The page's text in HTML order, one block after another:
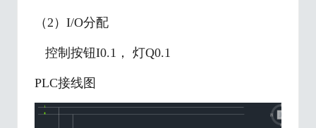
（2）I/O分配
控制按钮I0.1， 灯Q0.1
PLC接线图